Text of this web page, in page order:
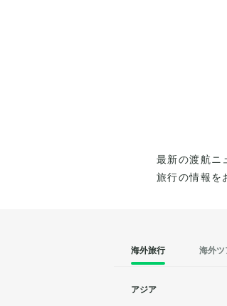
最新の渡航ニ
旅行の情報
海外旅行 海外ツ
アジア